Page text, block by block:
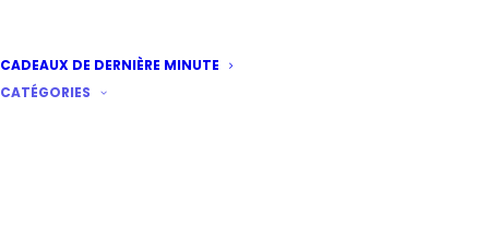
CADEAUX DE DERNIÈRE MINUTE
CATÉGORIESCréez votre propre Parfum